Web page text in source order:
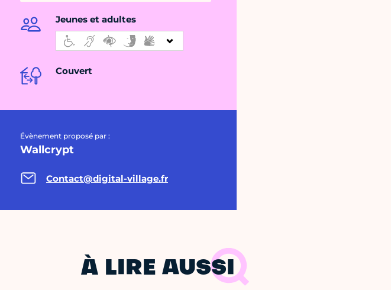
Jeunes et adultes
Couvert
Évènement proposé par :
Wallcrypt
Contact@digital-village.fr
À LIRE AUSSI